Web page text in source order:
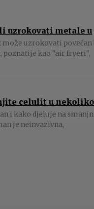
uzrokovati metale u
može uzrokovati
poznatije kao "air fryeri",
celulit u nekoliko
i kako djeluje na
je neinvazivna,